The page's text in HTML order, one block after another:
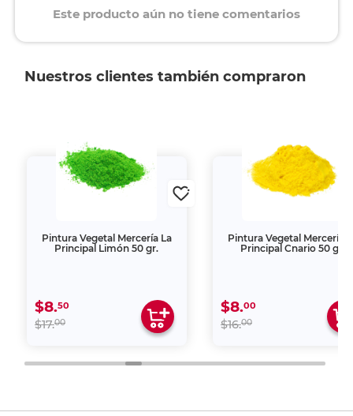
Este producto aún no tiene comentarios
Nuestros clientes también compraron
Pintura Vegetal Mercería La
Principal Limón 50 gr.
$8.50
$17.00
Pintura Vegetal Mercería
Principal Cnario 50 gr.
$8.00
$16.00